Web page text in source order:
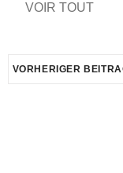
VOIR TOUT
VORHERIGER